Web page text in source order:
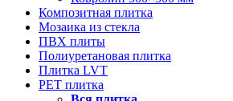
Композитная плитка
Мозаика из стекла
ПВХ плиты
Полиуретановая плитка
Плитка LVT
РЕТ плитка